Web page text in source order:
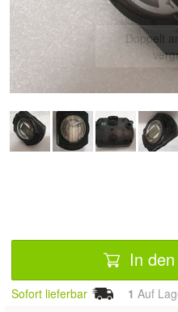
Doppelt
In
Sofort lieferbar 1 Auf